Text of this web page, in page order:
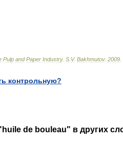
Pulp and Paper Industry. S V. Bakhmutov. 2009
контрольную?
de bouleau" в других